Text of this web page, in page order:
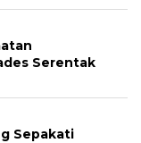
Serentak
Sepakati